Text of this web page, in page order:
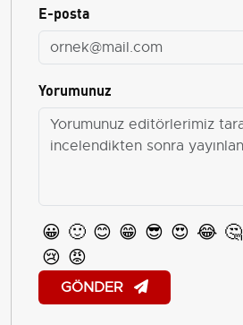
E-posta
Yorumunuz
😀 🙂 😊 😁 😎 😍 😂 🤔
😢 😡
GÖNDER